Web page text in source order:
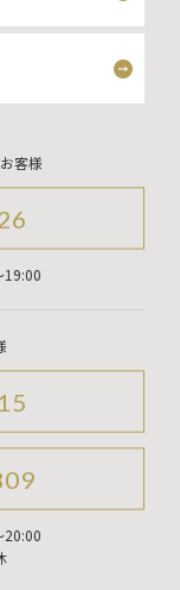
客様
19:00
20:00